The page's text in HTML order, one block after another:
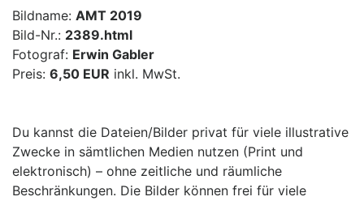
Bildname: AMT 2019
Bild-Nr.: 2389.html
Fotograf: Erwin Gabler
Preis: 6,50 EUR inkl. MwSt.
Du kannst die Dateien/Bilder privat für viele illustrative
Zwecke in sämtlichen Medien nutzen (Print und
elektronisch) – ohne zeitliche und räumliche
Beschränkungen. Die Bilder können frei für viele